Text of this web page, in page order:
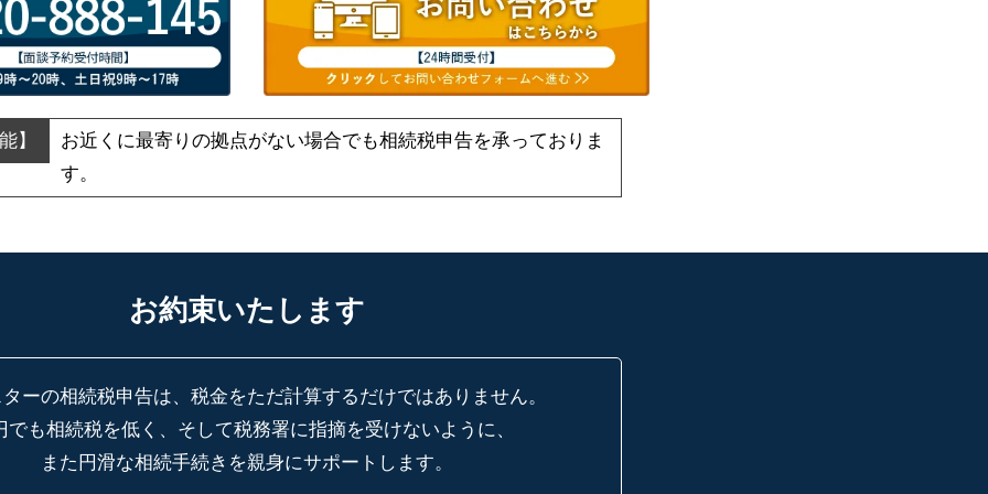
お近くに最寄りの拠点がない場合でも相続税申告を承っておりま
す。
お約束いたします
ーの相続税申告は、税金をただ計算するだけではありません。
でも相続税を低く、そして税務署に指摘を受けないように、
また円滑な相続手続きを親身にサポートします。